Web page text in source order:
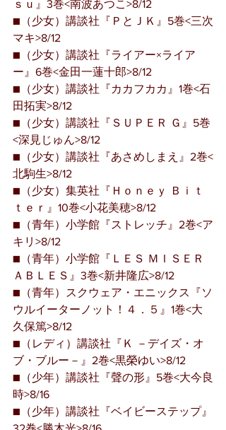
ｓｕ』3巻<南波あつこ>8/12
■（少女）講談社『ＰとＪＫ』5巻<三次
マキ>8/12
■（少女）講談社『ライアー×ライア
ー』6巻<金田一蓮十郎>8/12
■（少女）講談社『カカフカカ』1巻<石
田拓実>8/12
■（少女）講談社『ＳＵＰＥＲ Ｇ』5巻
<深見じゅん>8/12
■（少女）講談社『あさめしまえ』2巻<
北駒生>8/12
■（少女）集英社『Ｈｏｎｅｙ Ｂｉｔ
ｔｅｒ』10巻<小花美穂>8/12
■（青年）小学館『ストレッチ』2巻<ア
キリ>8/12
■（青年）小学館『ＬＥＳ ＭＩＳＥＲ
ＡＢＬＥＳ』3巻<新井隆広>8/12
■（青年）スクウェア・エニックス『ソ
ウルイーターノット！４．５』1巻<大
久保篤>8/12
■（レディ）講談社『Ｋ －デイズ・オ
ブ・ブルー－』2巻<黒榮ゆい>8/12
■（少年）講談社『聲の形』5巻<大今良
時>8/16
■（少年）講談社『ベイビーステップ』